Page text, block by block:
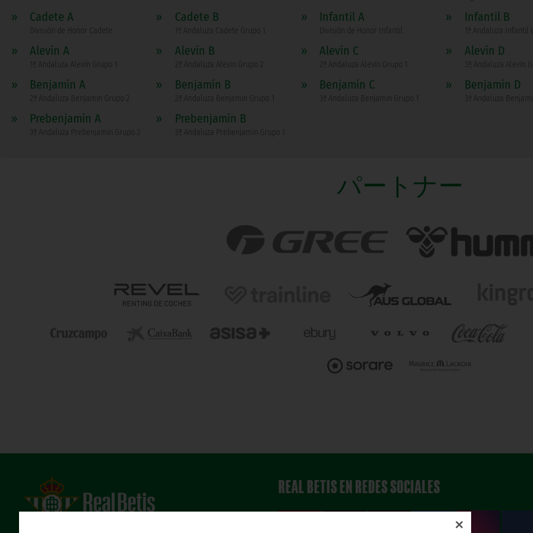
» Cadete A
División de Honor Cadete
» Cadete B
1ª Andaluza Cadete Grupo 1
» Infantil A
División de Honor Infantil
» Infantil B
1ª Andaluza Infantil
» Alevín A
1ª Andaluza Alevín Grupo 1
» Alevín B
2ª Andaluza Alevín Grupo 2
» Alevín C
2ª Andaluza Alevín Grupo 1
» Alevín D
3ª Andaluza Alevín
» Benjamín A
2ª Andaluza Benjamin Grupo 2
» Benjamín B
2ª Andaluza Benjamin Grupo 1
» Benjamín C
3ª Andaluza Benjamin Grupo 1
» Benjamín D
3ª Andaluza
» Prebenjamín A
3ª Andaluza Prebenjamin Grupo 2
» Prebenjamín B
3ª Andaluza Prebenjamin Grupo 1
パートナー
REAL BETIS EN REDES SOCIALES